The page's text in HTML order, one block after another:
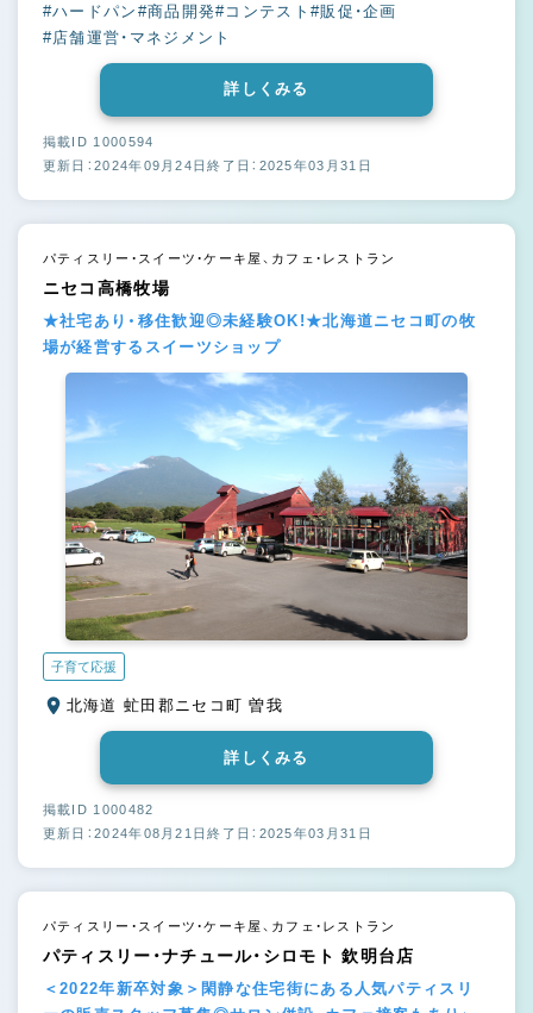
#ハードパン #商品開発#コンテスト #販促・企画
#店舗運営・マネジメント
詳しくみる
掲載ID 1000594
更新日：2024年09月24日終了日：2025年03月31日
パティスリー・スイーツ・ケーキ屋、カフェ・レストラン
ニセコ高橋牧場
★社宅あり・移住歓迎◎未経験OK!★北海道ニセコ町の牧
場が経営するスイーツショップ
子育て応援
北海道 虻田郡ニセコ町 曽我
詳しくみる
掲載ID 1000482
更新日：2024年08月21日終了日：2025年03月31日
パティスリー・スイーツ・ケーキ屋、カフェ・レストラン
パティスリー・ナチュール・シロモト 欽明台店
＜2022年新卒対象＞閑静な住宅街にある人気パティスリ